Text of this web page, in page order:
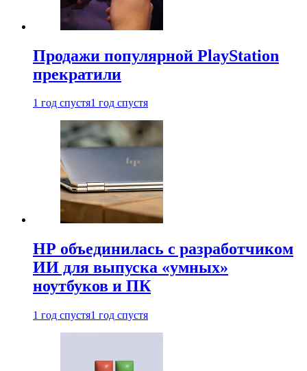
Продажи популярной PlayStation
прекратили
1 год спустя1 год спустя
HP объединилась с разработчиком
ИИ для выпуска «умных»
ноутбуков и ПК
1 год спустя1 год спустя